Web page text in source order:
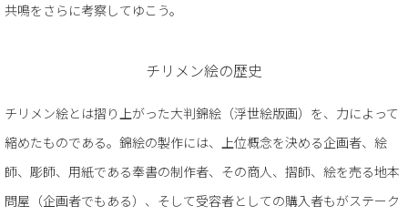
共鳴をさらに考察してゆこう。
チリメン絵の歴史
チリメン絵とは摺り上がった大判錦絵（浮世絵版画）を、力によって
縮めたものである。錦絵の製作には、上位概念を決める企画者、絵
師、彫師、用紙である奉書の制作者、その商人、摺師、絵を売る地本
問屋（企画者でもある）、そして受容者としての購入者もがステーク